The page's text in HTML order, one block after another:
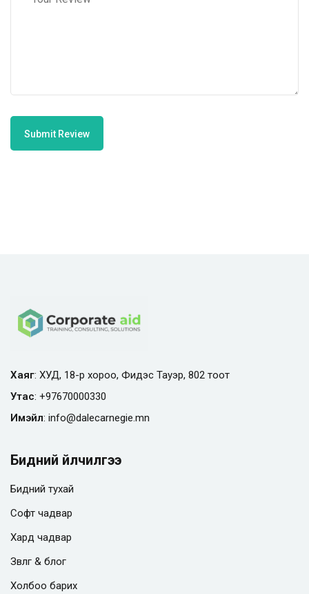
Submit Review
Хаяг: ХУД, 18-р хороо, Фидэс Тауэр, 802 тоот
Утас: +97670000330
Имэйл: info@dalecarnegie.mn
Бидний үйлчилгээ
Бидний тухай
Софт чадвар
Хард чадвар
Зөвлөгөө & блог
Холбоо барих